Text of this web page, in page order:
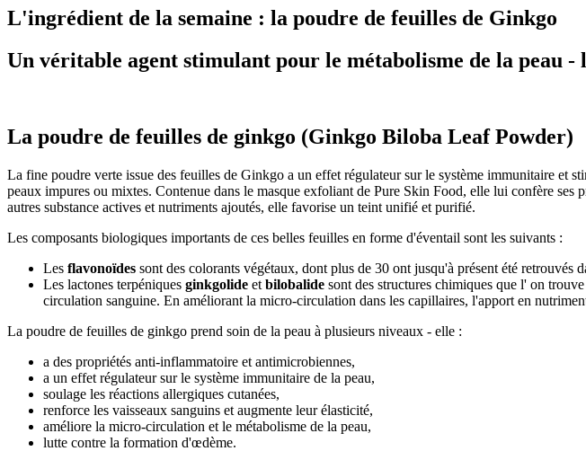
L'ingrédient de la semaine : la poudre de feuilles de Ginkgo
Un véritable agent stimulant pour le métabolisme de la peau
La poudre de feuilles de ginkgo (Ginkgo Biloba Leaf Powder)
La fine poudre verte issue des feuilles de Ginkgo a un effet régulateur sur le système immunitaire et
peaux impures ou mixtes. Contenue dans le masque exfoliant de Pure Skin Food, elle lui confère
autres substance actives et nutriments ajoutés, elle favorise un teint unifié et purifié.
Les composants biologiques importants de ces belles feuilles en forme d'éventail sont les suivants :
Les flavonoïdes sont des colorants végétaux, dont plus de 30 ont jusqu'à présent été
Les lactones terpéniques ginkgolide et bilobalide sont des structures chimiques que l' on
circulation sanguine. En améliorant la micro-circulation dans les capillaires, l'apport en
La poudre de feuilles de ginkgo prend soin de la peau à plusieurs niveaux - elle :
a des propriétés anti-inflammatoire et antimicrobiennes,
a un effet régulateur sur le système immunitaire de la peau,
soulage les réactions allergiques cutanées,
renforce les vaisseaux sanguins et augmente leur élasticité,
améliore la micro-circulation et le métabolisme de la peau,
lutte contre la formation d'œdème.